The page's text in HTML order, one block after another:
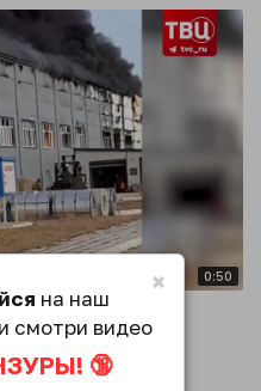
0:50
в селе
×
на наш
смотри видео
🔞